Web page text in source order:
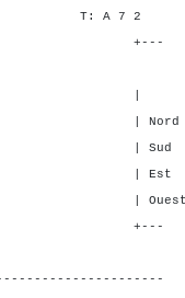
A
P
-
| Sud -
2 -
2 -